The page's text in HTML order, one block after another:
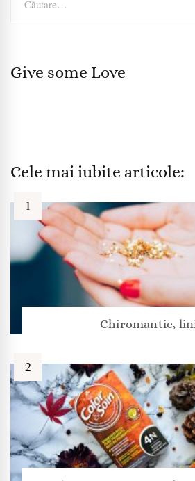
după:
Give some Love
Cele mai iubite articole:
Chiromantie,